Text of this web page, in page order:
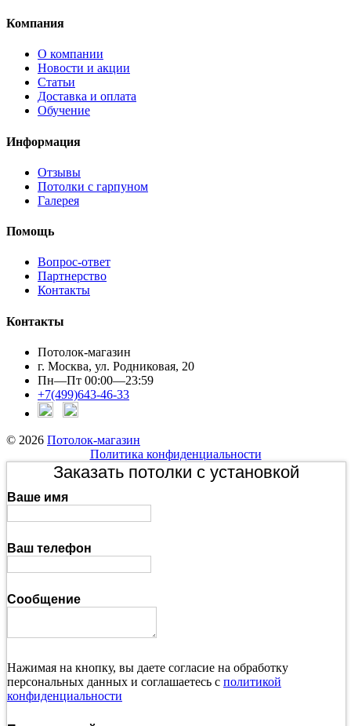
Компания
О компании
Новости и акции
Статьи
Доставка и оплата
Обучение
Информация
Отзывы
Потолки с гарпуном
Галерея
Помощь
Вопрос-ответ
Партнерство
Контакты
Контакты
Потолок-магазин
г. Москва, ул. Родниковая, 20
Пн—Пт 00:00—23:59
+7(499)643-46-33
© 2026 Потолок-магазин
Политика конфиденциальности
Заказать потолки с установкой
Ваше имя
Ваш телефон
Сообщение
Нажимая на кнопку, вы даете согласие на обработку
персональных данных и соглашаетесь с политикой
конфиденциальности